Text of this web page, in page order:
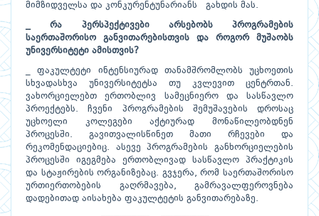
მიმზიდველსა და კონკურენტუნარიანს გახდის მას.
_ რა პერსპექტივები არსებობს პროგრამების
საერთაშორისო განვითარებისთვის და როგორ მუშაობს
უნივერსიტეტი ამისთვის?
_ ფაკულტეტი ინტენსიურად თანამშრომლობს უცხოეთის
სხვადასხვა უნივერსიტეტსა თუ კვლევით ცენტრთან.
ვახორციელებთ ერთობლივ სამეცნიერო და სასწავლო
პროექტებს. ჩვენი პროგრამების შემუშავების დროსაც
უცხოელი კოლეგები აქტიურად მონაწილეობდნენ
პროცესში. გავითვალისწინეთ მათი რჩევები და
რეკომენდაციებიც. ასევე პროგრამების განხორციელების
პროცესში იგეგმება ერთობლივად სასწავლო პრაქტიკის
და სტაჟირების ორგანიზებაც. გვჯერა, რომ საერთაშორისო
ურთიერთობების გაღრმავება, გამრავალფეროვნება
დადებითად აისახება ფაკულტეტის განვითარებაზე.